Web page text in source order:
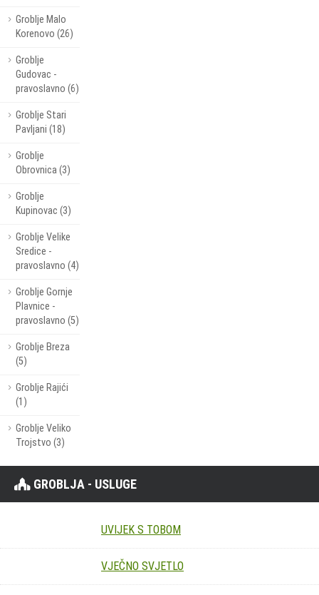
Groblje Malo
Korenovo (26)
Groblje
Gudovac -
pravoslavno (6)
Groblje Stari
Pavljani (18)
Groblje
Obrovnica (3)
Groblje
Kupinovac (3)
Groblje Velike
Sredice -
pravoslavno (4)
Groblje Gornje
Plavnice -
pravoslavno (5)
Groblje Breza
(5)
Groblje Rajići
(1)
Groblje Veliko
Trojstvo (3)
GROBLJA - USLUGE
UVIJEK S TOBOM
VJEČNO SVJETLO